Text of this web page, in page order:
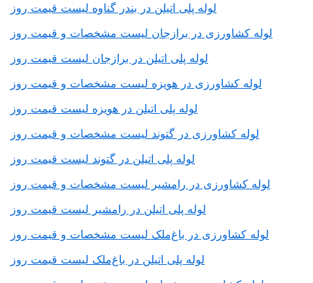
لوله پلی اتیلن در بندر گناوه لیست قیمت روز
لوله کشاورزی در برازجان لیست مشخصات و قیمت روز
لوله پلی اتیلن در برازجان لیست قیمت روز
لوله کشاورزی در هویزه لیست مشخصات و قیمت روز
لوله پلی اتیلن در هویزه لیست قیمت روز
لوله کشاورزی در گتوند لیست مشخصات و قیمت روز
لوله پلی اتیلن در گتوند لیست قیمت روز
لوله کشاورزی در رامشیر لیست مشخصات و قیمت روز
لوله پلی اتیلن در رامشیر لیست قیمت روز
لوله کشاورزی در باغ‌ملک لیست مشخصات و قیمت روز
لوله پلی اتیلن در باغ‌ملک لیست قیمت روز